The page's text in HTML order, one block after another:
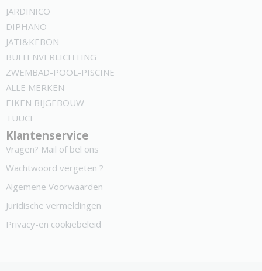
JARDINICO
DIPHANO
JATI&KEBON
BUITENVERLICHTING
ZWEMBAD-POOL-PISCINE
ALLE MERKEN
EIKEN BIJGEBOUW
TUUCI
Klantenservice
Vragen? Mail of bel ons
Wachtwoord vergeten ?
Algemene Voorwaarden
Juridische vermeldingen
Privacy-en cookiebeleid